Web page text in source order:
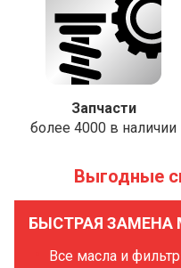
Запчасти
более 4000 в наличии
Выгодные
БЫСТРАЯ ЗАМЕНА
Все масла и